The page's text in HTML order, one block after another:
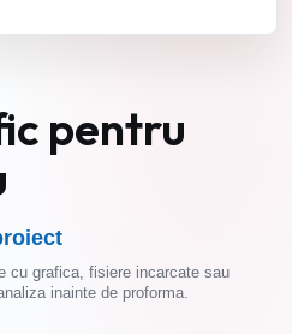
pentru
cu grafica, fisiere incarcate sau
inainte de proforma.